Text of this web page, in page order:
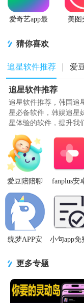
爱奇艺app最
美图
猜你喜欢
追星软件推荐 爱
追星软件推荐
追星软件推荐，韩国追
星必备软件，韩娱追星
星体验的软件，提升我
爱豆进行聊天和对话，
爱豆陪陪聊
天软件1.0.0
安卓版
fanplus安
1.28.7 最新
版
统梦APP安
V1.0.1
小句app免
更多专题